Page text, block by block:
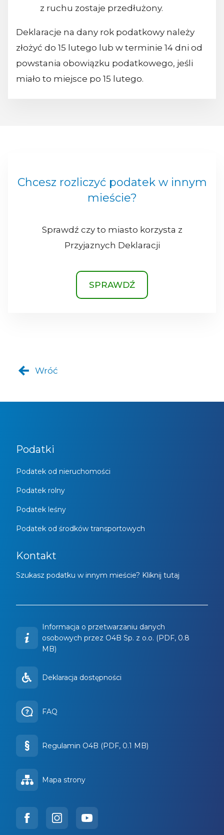
z ruchu zostaje przedłużony.
Deklaracje na dany rok podatkowy należy
złożyć do 15 lutego lub w terminie 14 dni od
powstania obowiązku podatkowego, jeśli
miało to miejsce po 15 lutego.
Chcesz rozliczyć podatek w innym
mieście?
Sprawdź czy to miasto korzysta z
Przyjaznych Deklaracji
SPRAWDŹ
Wróć
Podatki
Podatek od nieruchomości
Podatek rolny
Podatek leśny
Podatek od środków transportowych
Kontakt
Szukasz podatku w innym mieście? Kliknij tutaj
Informacja o przetwarzaniu danych
osobowych przez O4B Sp. z o.o. (PDF, 0.8
MB)
Deklaracja dostępności
FAQ
Regulamin O4B (PDF, 0.1 MB)
Mapa strony